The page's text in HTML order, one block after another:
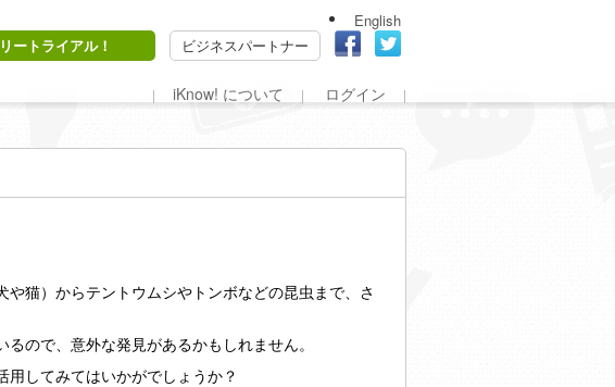
English
ートライアル！
ビジネスパートナー
iKnow! について ログイン
猫）からテントウムシやトンボなどの昆虫まで、さ
ので、意外な発見があるかもしれません。
してみてはいかがでしょうか？